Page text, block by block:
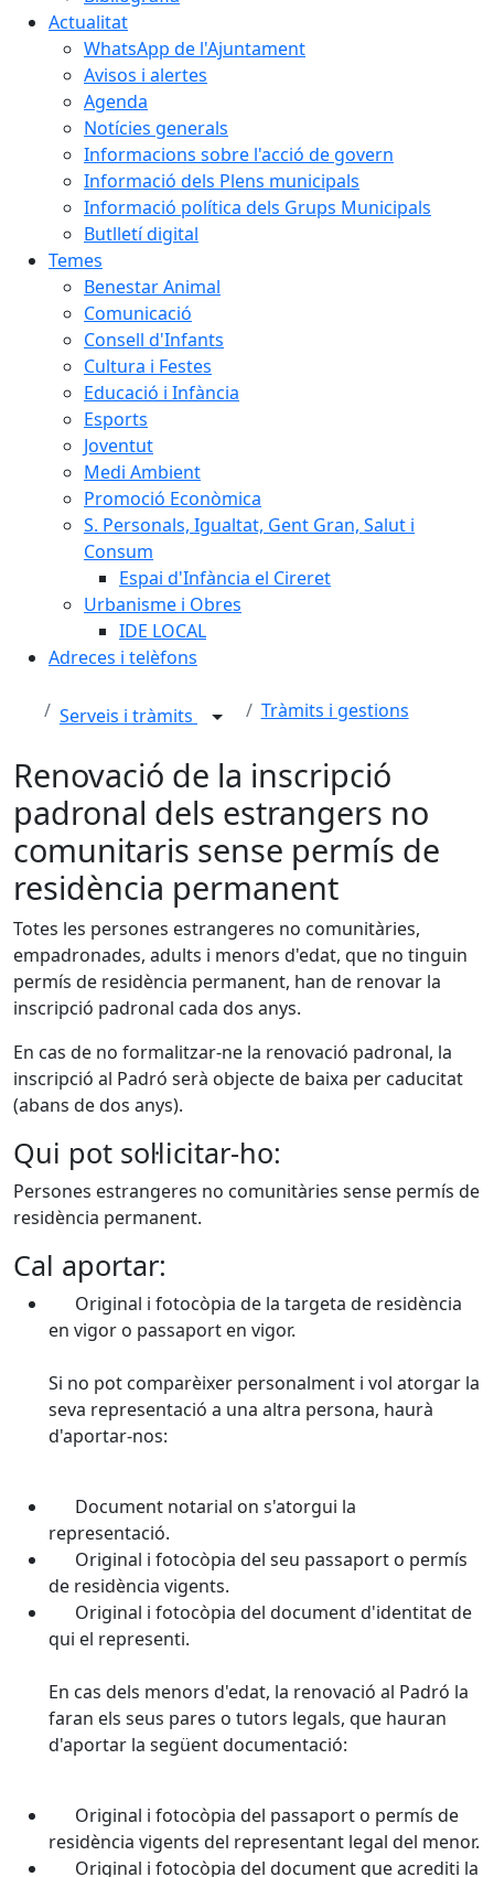
Actualitat
WhatsApp de l'Ajuntament
Avisos i alertes
Agenda
Notícies generals
Informacions sobre l'acció de govern
Informació dels Plens municipals
Informació política dels Grups Municipals
Butlletí digital
Temes
Benestar Animal
Comunicació
Consell d'Infants
Cultura i Festes
Educació i Infància
Esports
Joventut
Medi Ambient
Promoció Econòmica
S. Personals, Igualtat, Gent Gran, Salut i
Consum
Espai d'Infància el Cireret
Urbanisme i Obres
IDE LOCAL
Adreces i telèfons
Serveis i tràmits Tràmits i gestions
Renovació de la inscripció
padronal dels estrangers no
comunitaris sense permís de
residència permanent
Totes les persones estrangeres no comunitàries,
empadronades, adults i menors d'edat, que no tinguin
permís de residència permanent, han de renovar la
inscripció padronal cada dos anys.
En cas de no formalitzar-ne la renovació padronal, la
inscripció al Padró serà objecte de baixa per caducitat
(abans de dos anys).
Qui pot sol·licitar-ho:
Persones estrangeres no comunitàries sense permís de
residència permanent.
Cal aportar:
Original i fotocòpia de la targeta de residència
en vigor o passaport en vigor.
Si no pot comparèixer personalment i vol atorgar la
seva representació a una altra persona, haurà
d'aportar-nos:
Document notarial on s'atorgui la
representació.
Original i fotocòpia del seu passaport o permís
de residència vigents.
Original i fotocòpia del document d'identitat de
qui el representi.
En cas dels menors d'edat, la renovació al Padró la
faran els seus pares o tutors legals, que hauran
d'aportar la següent documentació:
Original i fotocòpia del passaport o permís de
residència vigents del representant legal del menor.
Original i fotocòpia del document que acrediti la